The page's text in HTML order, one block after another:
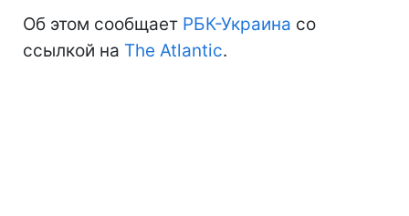
Об этом сообщает РБК-Украина со
ссылкой на The Atlantic.